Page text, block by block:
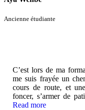
Ancienne étudiante
C’est lors de ma
me suis frayée un
cours de route, et
foncer, s’armer de
opportunités et ne
Read more